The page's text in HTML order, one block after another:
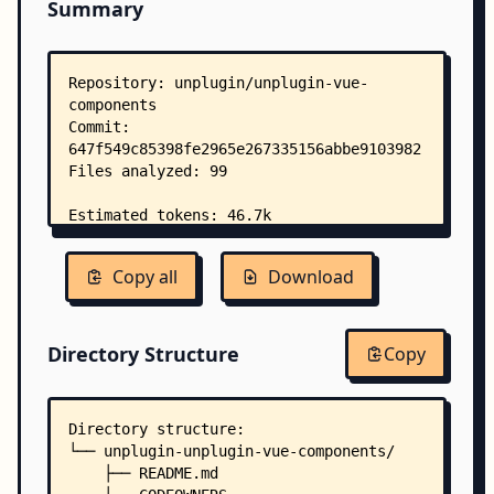
Summary
Copy all Download
Directory Structure Copy
Directory structure:
└── unplugin-unplugin-vue-components/
    ├── README.md